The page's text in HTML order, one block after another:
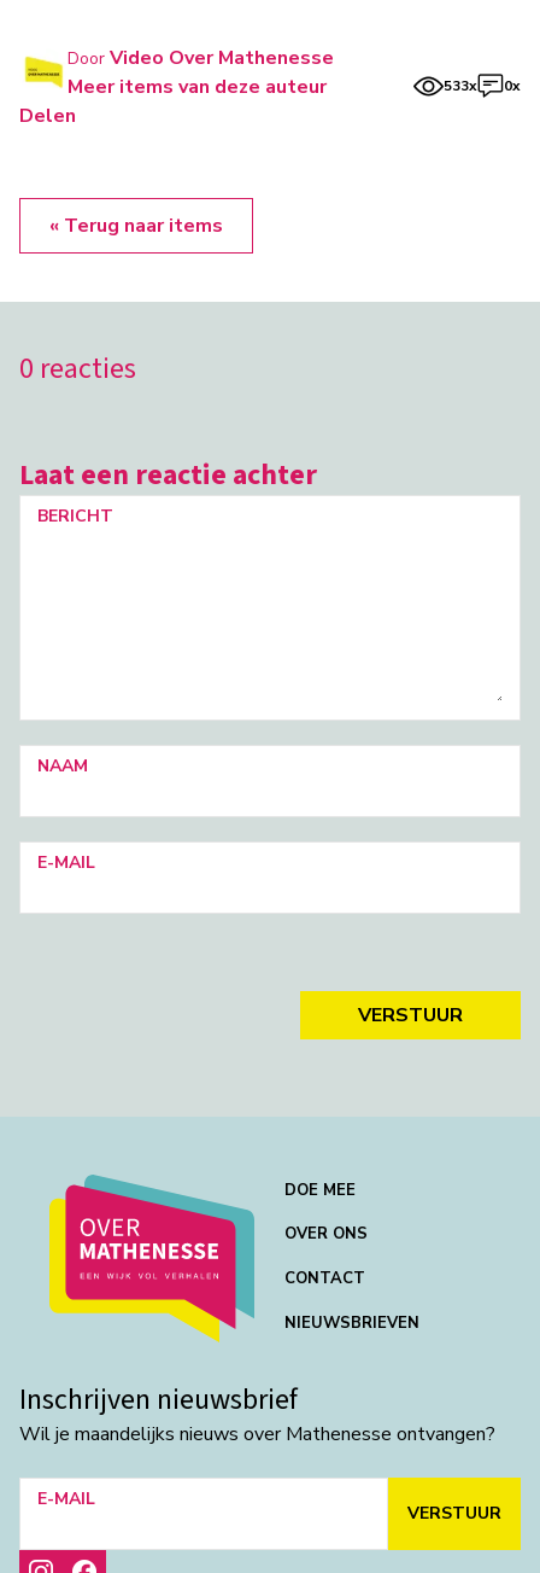
Door Video Over Mathenesse
Meer items van deze auteur
533x 0x
Delen
« Terug naar items
0 reacties
Laat een reactie achter
BERICHT
NAAM
E-MAIL
VERSTUUR
DOE MEE
OVER ONS
CONTACT
NIEUWSBRIEVEN
Inschrijven nieuwsbrief
Wil je maandelijks nieuws over Mathenesse ontvangen?
E-MAIL
VERSTUUR